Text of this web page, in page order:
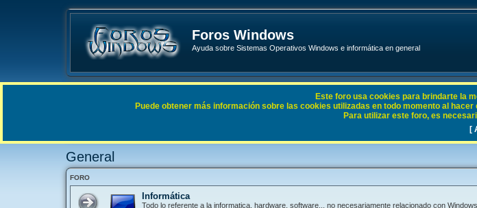
Foros Windows
Ayuda sobre Sistemas Operativos Windows e informática en general
Enlaces rápidos FAQ
General
FORO
Informática
Todo lo referente a la informatica, hardware, software... no necesariamente relacionado con Windows
Este foro usa cookies para brindarte la
Puede obtener más información sobre las cookies utilizadas en todo momento al
Para utilizar este foro, es
[